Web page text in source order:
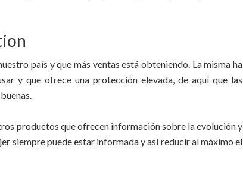
país y que más ventas está obteniendo. La misma ha
y que ofrece una protección elevada, de aquí que las
productos que ofrecen información sobre la evolución y
siempre puede estar informada y así reducir al máximo el